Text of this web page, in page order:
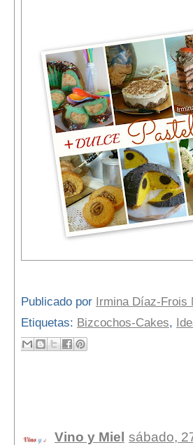
Publicado por Irmina Díaz-Frois
Etiquetas: Bizcochos-Cakes,
Vino y Miel sábado,